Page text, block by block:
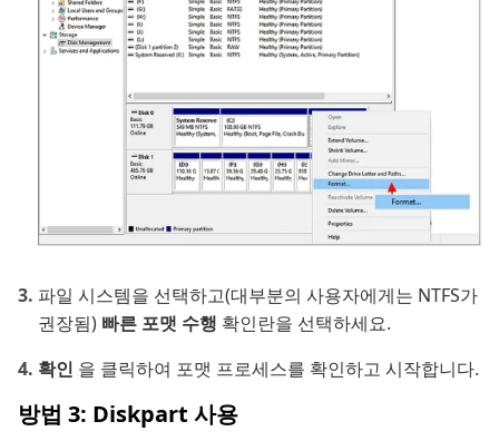
파일 시스템을 선택하고(대부분의 사용자에게는 NTFS가
권장됨) 빠른 포맷 수행 확인란을 선택하세요.
확인 을 클릭하여 포맷 프로세스를 확인하고 시작합니다.
방법 3: Diskpart 사용